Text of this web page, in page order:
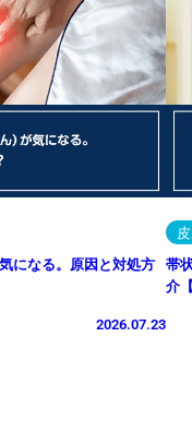
になる。原因と対処方
2026.07.23
帯
介